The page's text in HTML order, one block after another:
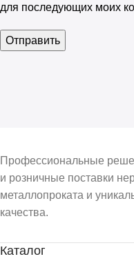
для последующих моих
Профессиональные
и розничные поставки
металлопроката и
качества.
Каталог